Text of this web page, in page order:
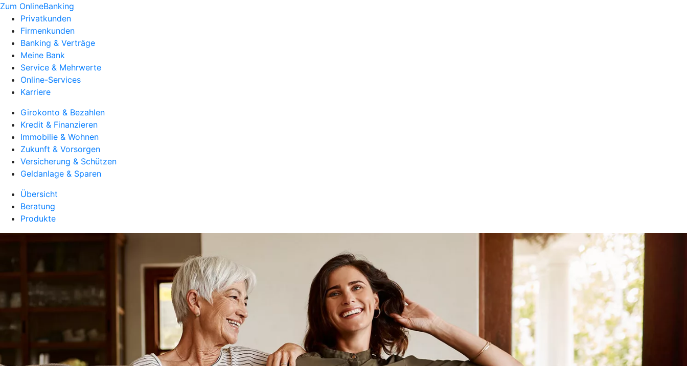
Zum OnlineBanking
Privatkunden
Firmenkunden
Banking & Verträge
Meine Bank
Service & Mehrwerte
Online-Services
Karriere
Girokonto & Bezahlen
Kredit & Finanzieren
Immobilie & Wohnen
Zukunft & Vorsorgen
Versicherung & Schützen
Geldanlage & Sparen
Übersicht
Beratung
Produkte